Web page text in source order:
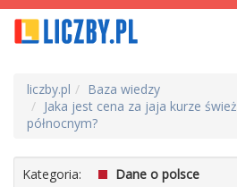
liczby.pl
Baza wiedzy
Jaka jest cena za jaja kurze
północnym?
Kategoria: Dane o polsce